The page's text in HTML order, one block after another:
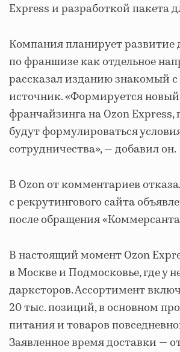
Express и разработкой пакета
Компания планирует развитие
по франшизе как отдельное
рассказал изданию знакомый
источник. «Формируется
франчайзинга на Ozon Express,
будут формулироваться
сотрудничества», — добавил он.
В Ozon от комментариев
с рекрутингового сайта
после обращения
В настоящий момент Ozon
в Москве и Подмосковье, где у
дарксторов. Ассортимент
20 тыс. позиций, в основном
питания и товаров
Заявленное время доставки —